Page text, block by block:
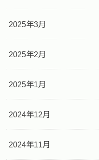
2025年3月
2025年2月
2025年1月
2024年12月
2024年11月